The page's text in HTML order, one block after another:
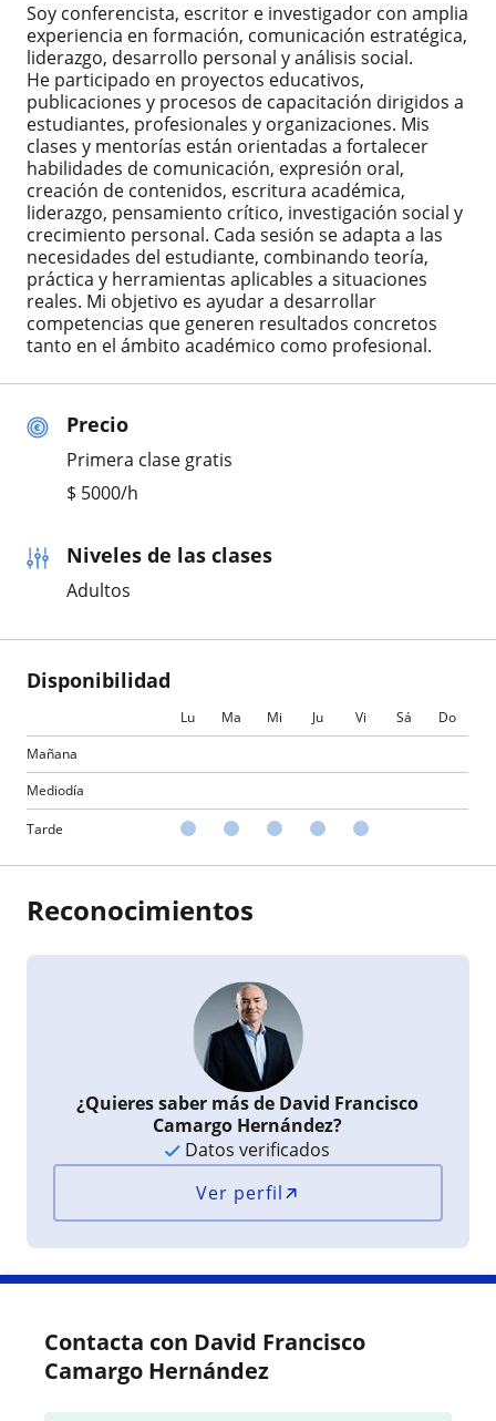
Precio
Primera clase gratis
$ 5000/h
Niveles de las clases
Adultos
Disponibilidad
Lu Ma Mi Ju Vi Sá
Do
Mañana
Mediodía
Tarde
Soy conferencista, escritor e investigador con amplia
experiencia en formación, comunicación estratégica,
liderazgo, desarrollo personal y análisis social.
He participado en proyectos educativos,
publicaciones y procesos de capacitación dirigidos a
estudiantes, profesionales y organizaciones. Mis
clases y mentorías están orientadas a fortalecer
habilidades de comunicación, expresión oral,
creación de contenidos, escritura académica,
liderazgo, pensamiento crítico, investigación social y
crecimiento personal. Cada sesión se adapta a las
necesidades del estudiante, combinando teoría,
práctica y herramientas aplicables a situaciones
reales. Mi objetivo es ayudar a desarrollar
competencias que generen resultados concretos
tanto en el ámbito académico como profesional.
Reconocimientos
¿Quieres saber más de David Francisco
Camargo Hernández?
Datos verificados
Ver perfil
Contacta con David Francisco
Camargo Hernández